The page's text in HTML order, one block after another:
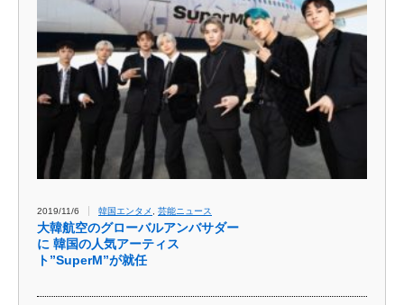
2019/11/6 韓国エンタメ 芸能ニュース
大韓航空のグローバルアンバサダー
に 韓国の人気アーティス
ト”SuperM”が就任